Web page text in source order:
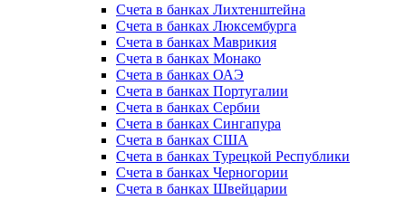
Счета в банках Лихтенштейна
Счета в банках Люксембурга
Счета в банках Маврикия
Счета в банках Монако
Счета в банках ОАЭ
Счета в банках Португалии
Счета в банках Сербии
Счета в банках Сингапура
Счета в банках США
Счета в банках Турецкой Республики
Счета в банках Черногории
Счета в банках Швейцарии